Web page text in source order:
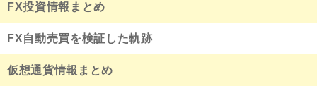
FX投資情報まとめ
FX自動売買を検証した軌跡
仮想通貨情報まとめ